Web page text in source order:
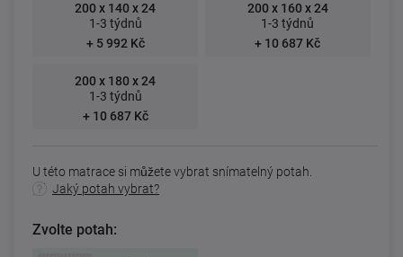
200 x 140 x 24
1-3 týdnů
+ 5 992 Kč
200 x 160 x 24
1-3 týdnů
+ 10 687 Kč
200 x 180 x 24
1-3 týdnů
+ 10 687 Kč
U této matrace si můžete vybrat snímatelný potah.
Jaký potah vybrat?
Zvolte potah: